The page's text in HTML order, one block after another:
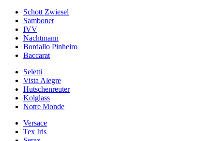
Schott Zwiesel
Sambonet
IVV
Nachtmann
Bordallo Pinheiro
Baccarat
Seletti
Vista Alegre
Hutschenreuter
Kolglass
Notre Monde
Versace
Tex Iris